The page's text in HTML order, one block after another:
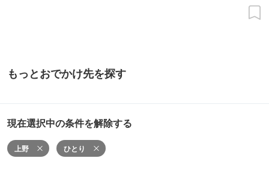
もっとおでかけ先を探す
現在選択中の条件を解除する
上野 ひとり